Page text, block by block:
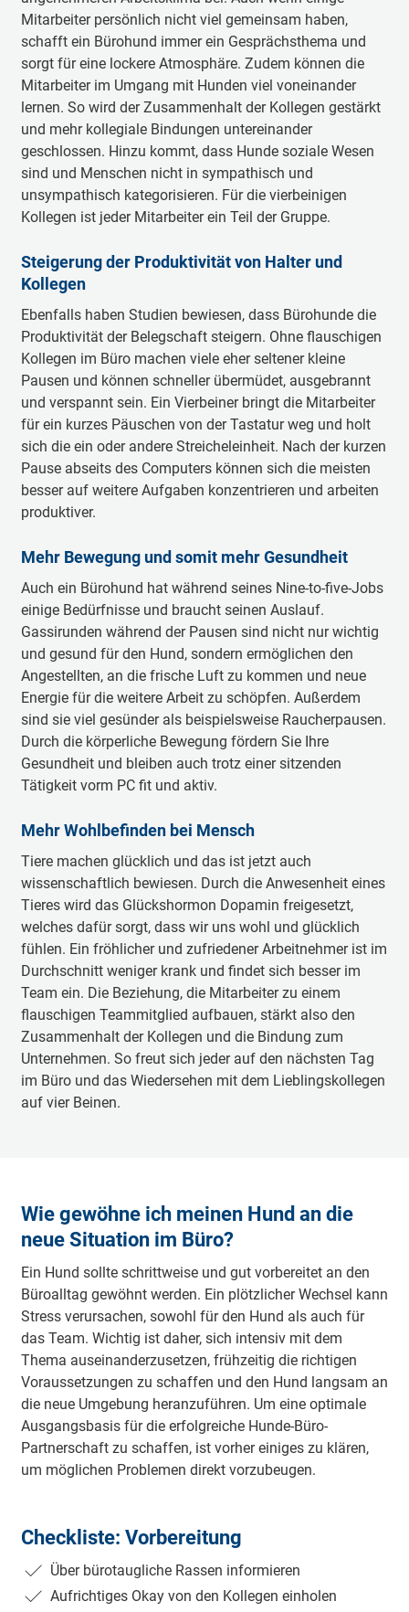
Mitarbeiter persönlich nicht viel gemeinsam haben,
schafft ein Bürohund immer ein Gesprächsthema und
sorgt für eine lockere Atmosphäre. Zudem können die
Mitarbeiter im Umgang mit Hunden viel voneinander
lernen. So wird der Zusammenhalt der Kollegen gestärkt
und mehr kollegiale Bindungen untereinander
geschlossen. Hinzu kommt, dass Hunde soziale Wesen
sind und Menschen nicht in sympathisch und
unsympathisch kategorisieren. Für die vierbeinigen
Kollegen ist jeder Mitarbeiter ein Teil der Gruppe.
Steigerung der Produktivität von Halter und
Kollegen
Ebenfalls haben Studien bewiesen, dass Bürohunde die
Produktivität der Belegschaft steigern. Ohne flauschigen
Kollegen im Büro machen viele eher seltener kleine
Pausen und können schneller übermüdet, ausgebrannt
und verspannt sein. Ein Vierbeiner bringt die Mitarbeiter
für ein kurzes Päuschen von der Tastatur weg und holt
sich die ein oder andere Streicheleinheit. Nach der kurzen
Pause abseits des Computers können sich die meisten
besser auf weitere Aufgaben konzentrieren und arbeiten
produktiver.
Mehr Bewegung und somit mehr Gesundheit
Auch ein Bürohund hat während seines Nine-to-five-Jobs
einige Bedürfnisse und braucht seinen Auslauf.
Gassirunden während der Pausen sind nicht nur wichtig
und gesund für den Hund, sondern ermöglichen den
Angestellten, an die frische Luft zu kommen und neue
Energie für die weitere Arbeit zu schöpfen. Außerdem
sind sie viel gesünder als beispielsweise Raucherpausen.
Durch die körperliche Bewegung fördern Sie Ihre
Gesundheit und bleiben auch trotz einer sitzenden
Tätigkeit vorm PC fit und aktiv.
Mehr Wohlbefinden bei Mensch
Tiere machen glücklich und das ist jetzt auch
wissenschaftlich bewiesen. Durch die Anwesenheit eines
Tieres wird das Glückshormon Dopamin freigesetzt,
welches dafür sorgt, dass wir uns wohl und glücklich
fühlen. Ein fröhlicher und zufriedener Arbeitnehmer ist im
Durchschnitt weniger krank und findet sich besser im
Team ein. Die Beziehung, die Mitarbeiter zu einem
flauschigen Teammitglied aufbauen, stärkt also den
Zusammenhalt der Kollegen und die Bindung zum
Unternehmen. So freut sich jeder auf den nächsten Tag
im Büro und das Wiedersehen mit dem Lieblingskollegen
auf vier Beinen.
Wie gewöhne ich meinen Hund an die
neue Situation im Büro?
Ein Hund sollte schrittweise und gut vorbereitet an den
Büroalltag gewöhnt werden. Ein plötzlicher Wechsel kann
Stress verursachen, sowohl für den Hund als auch für
das Team. Wichtig ist daher, sich intensiv mit dem
Thema auseinanderzusetzen, frühzeitig die richtigen
Voraussetzungen zu schaffen und den Hund langsam an
die neue Umgebung heranzuführen. Um eine optimale
Ausgangsbasis für die erfolgreiche Hunde-Büro-
Partnerschaft zu schaffen, ist vorher einiges zu klären,
um möglichen Problemen direkt vorzubeugen.
Checkliste: Vorbereitung
Über bürotaugliche Rassen informieren
Aufrichtiges Okay von den Kollegen einholen